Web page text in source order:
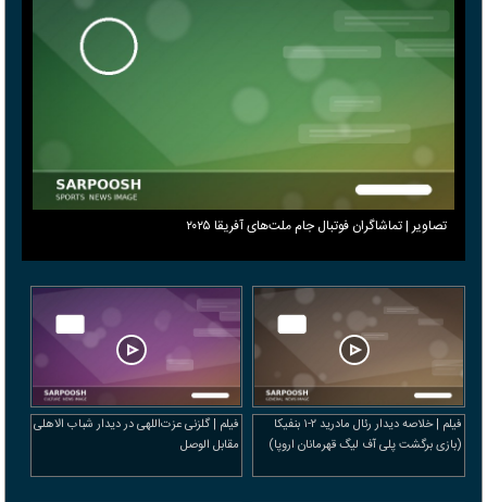
تصاویر | تماشاگران فوتبال جام ملت‌های آفریقا ۲۰۲۵
فیلم | خلاصه دیدار رئال مادرید ۲-۱ بنفیکا
(بازی برگشت پلی آف لیگ قهرمانان اروپا)
فیلم | گلزنی عزت‌اللهی در دیدار شباب الاهلی
مقابل الوصل